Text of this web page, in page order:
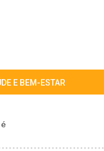
E BEM-ESTAR